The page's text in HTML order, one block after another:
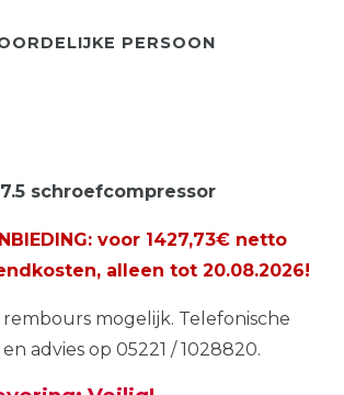
PERSOON
7.5 schroefcompressor
voor 1427,73€ netto
alleen tot 20.08.2026!
mogelijk. Telefonische
advies op 05221 / 1028820.